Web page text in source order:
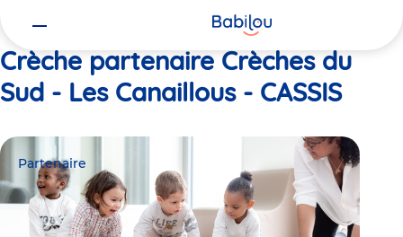
Crèche partenaire Crèches du
Sud - Les Canaillous - CASSIS
Partenaire